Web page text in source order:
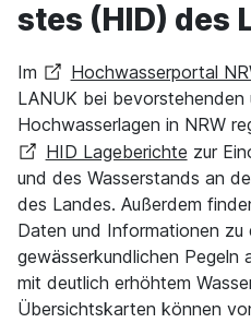
stes (HID) des
Im Hochwasserportal
LANUK bei bevorstehenden
Hochwasserlagen in NRW
HID Lageberichte zur
und des Wasserstands an
des Landes. Außerdem
Daten und Informationen zu
gewässerkundlichen Pegeln
mit deutlich erhöhtem
Übersichtskarten können